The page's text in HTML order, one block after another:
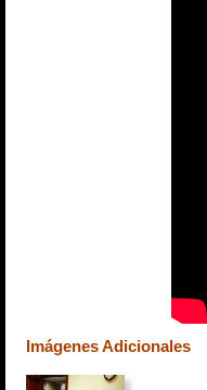
Imágenes Adicionales